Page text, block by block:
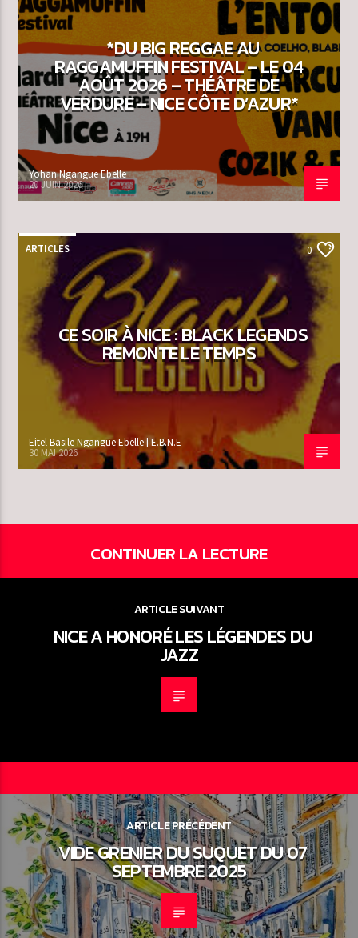
*DU BIG REGGAE AU
RAGGAMUFFIN FESTIVAL – LE 04
AOÛT 2026 – THÉÂTRE DE
VERDURE – NICE CÔTE D’AZUR*
Yohan Ngangue Ebelle
20 JUIN 2026
ARTICLES 0
CE SOIR À NICE : BLACK LEGENDS
REMONTE LE TEMPS
Eitel Basile Ngangue Ebelle | E.B.N.E
30 MAI 2026
CONTINUER LA LECTURE
ARTICLE SUIVANT
NICE A HONORÉ LES LÉGENDES DU
JAZZ
ARTICLE PRÉCÉDENT
VIDE GRENIER DU SUQUET DU 07
SEPTEMBRE 2025